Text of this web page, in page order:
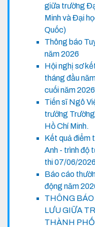
giữa trường
Minh và Đại
Quốc)
Thông báo
năm 2026
Hội nghị sơ
tháng đầu
cuối năm 2026
Tiến sĩ Ngô
trưởng
Hồ Chí Minh.
Kết quả điểm
Anh - trình độ
thi 07/06/2026
Báo cáo
động năm
THÔNG
LƯU GIỮA
THÀNH